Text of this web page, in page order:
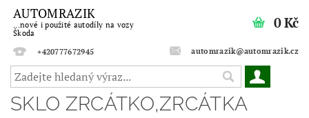
AUTOMRAZIK
...nové i použité autodíly na vozy
Škoda
+420777672945
automrazik@automrazik.cz
0 Kč
SKLO ZRCÁTKO,ZRCÁTKA